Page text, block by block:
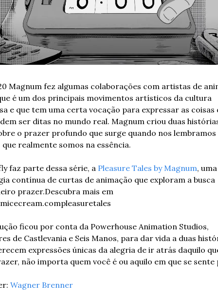
Magnum fez algumas colaborações com artistas de
é um dos principais movimentos artísticos da cultura
e que tem uma certa vocação para expressar as coisas
ser ditas no mundo real. Magnum criou duas
o prazer profundo que surge quando nos lembramos
que realmente somos na essência.
faz parte dessa série, a Pleasure Tales by Magnum, uma
contínua de curtas de animação que exploram a busca
prazer.Descubra mais em
ficou por conta da Powerhouse Animation Studios,
de Castlevania e Seis Manos, para dar vida a duas
expressões únicas da alegria de ir atrás daquilo
não importa quem você é ou aquilo em que se sente
Wagner Brenner